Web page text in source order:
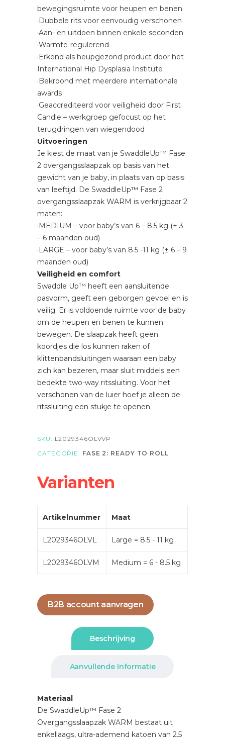
bewegingsruimte voor heupen en benen
·Dubbele rits voor eenvoudig verschonen
·Aan- en uitdoen binnen enkele seconden
·Warmte-regulerend
·Erkend als heupgezond product door het
International Hip Dysplasia Institute
·Bekroond met meerdere internationale
awards
·Geaccrediteerd voor veiligheid door First
Candle – werkgroep gefocust op het
terugdringen van wiegendood
Uitvoeringen
Je kiest de maat van je SwaddleUp™ Fase
2 overgangsslaapzak op basis van het
gewicht van je baby, in plaats van op basis
van leeftijd. De SwaddleUp™ Fase 2
overgangsslaapzak WARM is verkrijgbaar 2
maten:
·MEDIUM – voor baby’s van 6 – 8.5 kg (± 3
– 6 maanden oud)
·LARGE – voor baby’s van 8.5 -11 kg (± 6 – 9
maanden oud)
Veiligheid en comfort
Swaddle Up™ heeft een aansluitende
pasvorm, geeft een geborgen gevoel en is
veilig. Er is voldoende ruimte voor de baby
om de heupen en benen te kunnen
bewegen. De slaapzak heeft geen
koordjes die los kunnen raken of
klittenbandsluitingen waaraan een baby
zich kan bezeren, maar sluit middels een
bedekte two-way ritssluiting. Voor het
verschonen van de luier hoef je alleen de
ritssluiting een stukje te openen.
SKU: L2029346OLVVP
CATEGORIE: FASE 2: READY TO ROLL
Varianten
Artikelnummer Maat
L2029346OLVL Large = 8.5 - 11 kg
L2029346OLVM Medium = 6 - 8.5 kg
B2B account aanvragen
Beschrijving
Aanvullende Informatie
Materiaal
De SwaddleUp™ Fase 2
Overgangsslaapzak WARM bestaat uit
enkellaags, ultra-ademend katoen van 2.5